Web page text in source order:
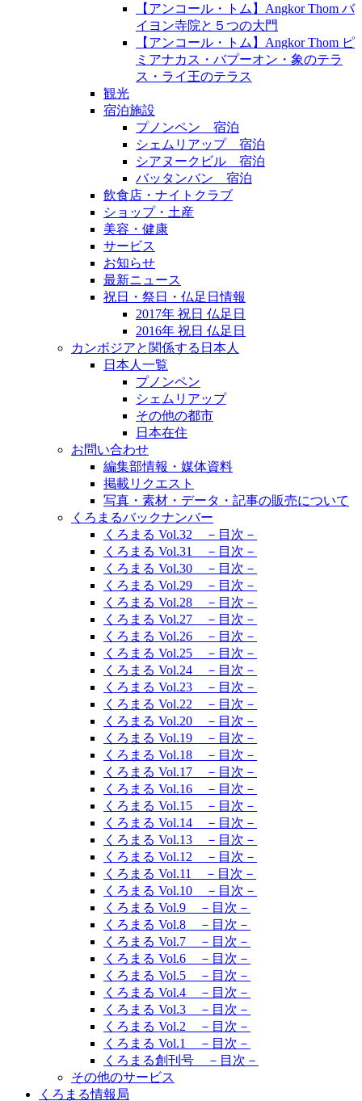
【アンコール・トム】Angkor Thom バ
イヨン寺院と５つの大門
【アンコール・トム】Angkor Thom ピ
ミアナカス・バプーオン・象のテラ
ス・ライ王のテラス
観光
宿泊施設
プノンペン 宿泊
シェムリアップ 宿泊
シアヌークビル 宿泊
バッタンバン 宿泊
飲食店・ナイトクラブ
ショップ・土産
美容・健康
サービス
お知らせ
最新ニュース
祝日・祭日・仏足日情報
2017年 祝日 仏足日
2016年 祝日 仏足日
カンボジアと関係する日本人
日本人一覧
プノンペン
シェムリアップ
その他の都市
日本在住
お問い合わせ
編集部情報・媒体資料
掲載リクエスト
写真・素材・データ・記事の販売について
くろまるバックナンバー
くろまる Vol.32 －目次－
くろまる Vol.31 －目次－
くろまる Vol.30 －目次－
くろまる Vol.29 －目次－
くろまる Vol.28 －目次－
くろまる Vol.27 －目次－
くろまる Vol.26 －目次－
くろまる Vol.25 －目次－
くろまる Vol.24 －目次－
くろまる Vol.23 －目次－
くろまる Vol.22 －目次－
くろまる Vol.20 －目次－
くろまる Vol.19 －目次－
くろまる Vol.18 －目次－
くろまる Vol.17 －目次－
くろまる Vol.16 －目次－
くろまる Vol.15 －目次－
くろまる Vol.14 －目次－
くろまる Vol.13 －目次－
くろまる Vol.12 －目次－
くろまる Vol.11 －目次－
くろまる Vol.10 －目次－
くろまる Vol.9 －目次－
くろまる Vol.8 －目次－
くろまる Vol.7 －目次－
くろまる Vol.6 －目次－
くろまる Vol.5 －目次－
くろまる Vol.4 －目次－
くろまる Vol.3 －目次－
くろまる Vol.2 －目次－
くろまる Vol.1 －目次－
くろまる創刊号 －目次－
その他のサービス
くろまる情報局